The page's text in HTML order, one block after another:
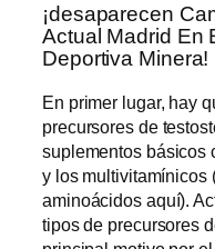
¡desaparecen
Actual Madrid En
Deportiva Minera!
En primer lugar, hay
precursores de
suplementos básicos
y los multivitamínicos
aminoácidos aquí).
tipos de precursores